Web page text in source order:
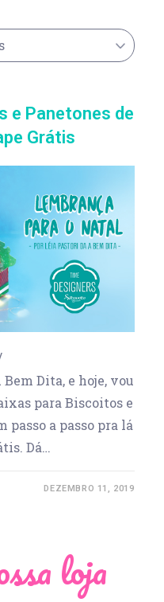
e Panetones de
Grátis
Dita, e hoje, vou
para Biscoitos e
passo a passo pra lá
Dá…
DEZEMBRO 11, 2019
loja